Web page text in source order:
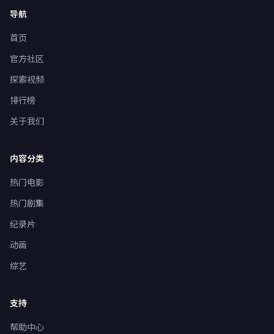
导航
首页
官方社区
探索视频
排行榜
关于我们
内容分类
热门电影
热门剧集
纪录片
动画
综艺
支持
帮助中心